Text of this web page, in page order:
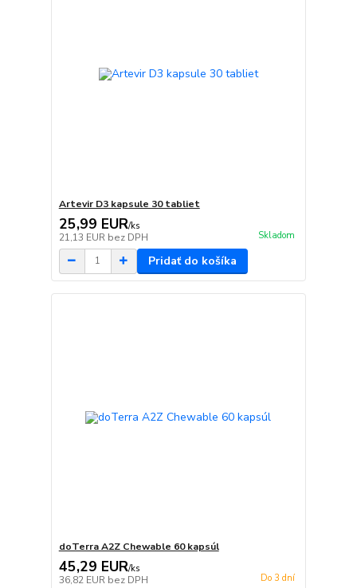
Artevir D3 kapsule 30 tabliet
25,99 EUR/ks
21,13 EUR bez DPH Skladom
Pridať do košíka
doTerra A2Z Chewable 60 kapsúl
45,29 EUR/ks
36,82 EUR bez DPH Do 3 dní